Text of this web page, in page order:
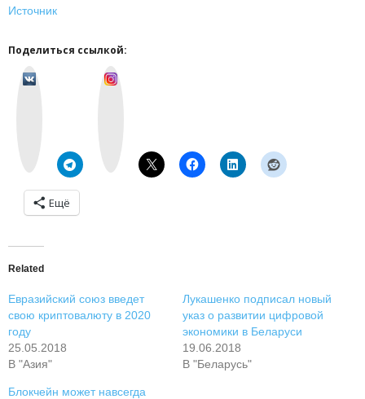
Источник
Поделиться ссылкой:
Ещё
Related
Евразийский союз введет
свою криптовалюту в 2020
году
25.05.2018
В "Азия"
Лукашенко подписал новый
указ о развитии цифровой
экономики в Беларуси
19.06.2018
В "Беларусь"
Блокчейн может навсегда